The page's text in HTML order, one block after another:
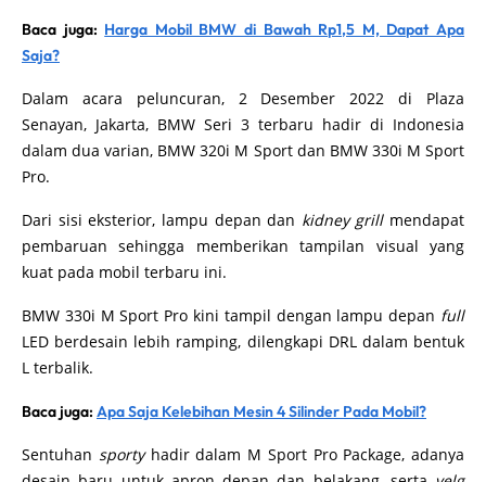
Baca juga: Harga Mobil BMW di Bawah Rp1,5 M, Dapat Apa
Saja?
Dalam acara peluncuran, 2 Desember 2022 di Plaza
Senayan, Jakarta, BMW Seri 3 terbaru hadir di Indonesia
dalam dua varian, BMW 320i M Sport dan BMW 330i M Sport
Pro.
Dari sisi eksterior, lampu depan dan kidney grillmendapat
pembaruan sehingga memberikan tampilan visual yang
kuat pada mobil terbaru ini.
BMW 330i M Sport Pro kini tampil dengan lampu depan full
LED berdesain lebih ramping, dilengkapi DRL dalam bentuk
L terbalik.
Baca juga: Apa Saja Kelebihan Mesin 4 Silinder Pada Mobil?
Sentuhan sportyhadir dalam M Sport Pro Package, adanya